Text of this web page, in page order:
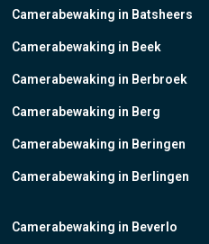
Camerabewaking in Batsheers
Camerabewaking in Beek
Camerabewaking in Berbroek
Camerabewaking in Berg
Camerabewaking in Beringen
Camerabewaking in Berlingen
Camerabewaking in Beverlo